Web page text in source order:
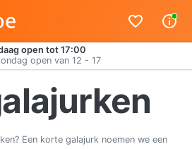
open tot 17:00
open van 12 - 17
Een korte galajurk noemen we een